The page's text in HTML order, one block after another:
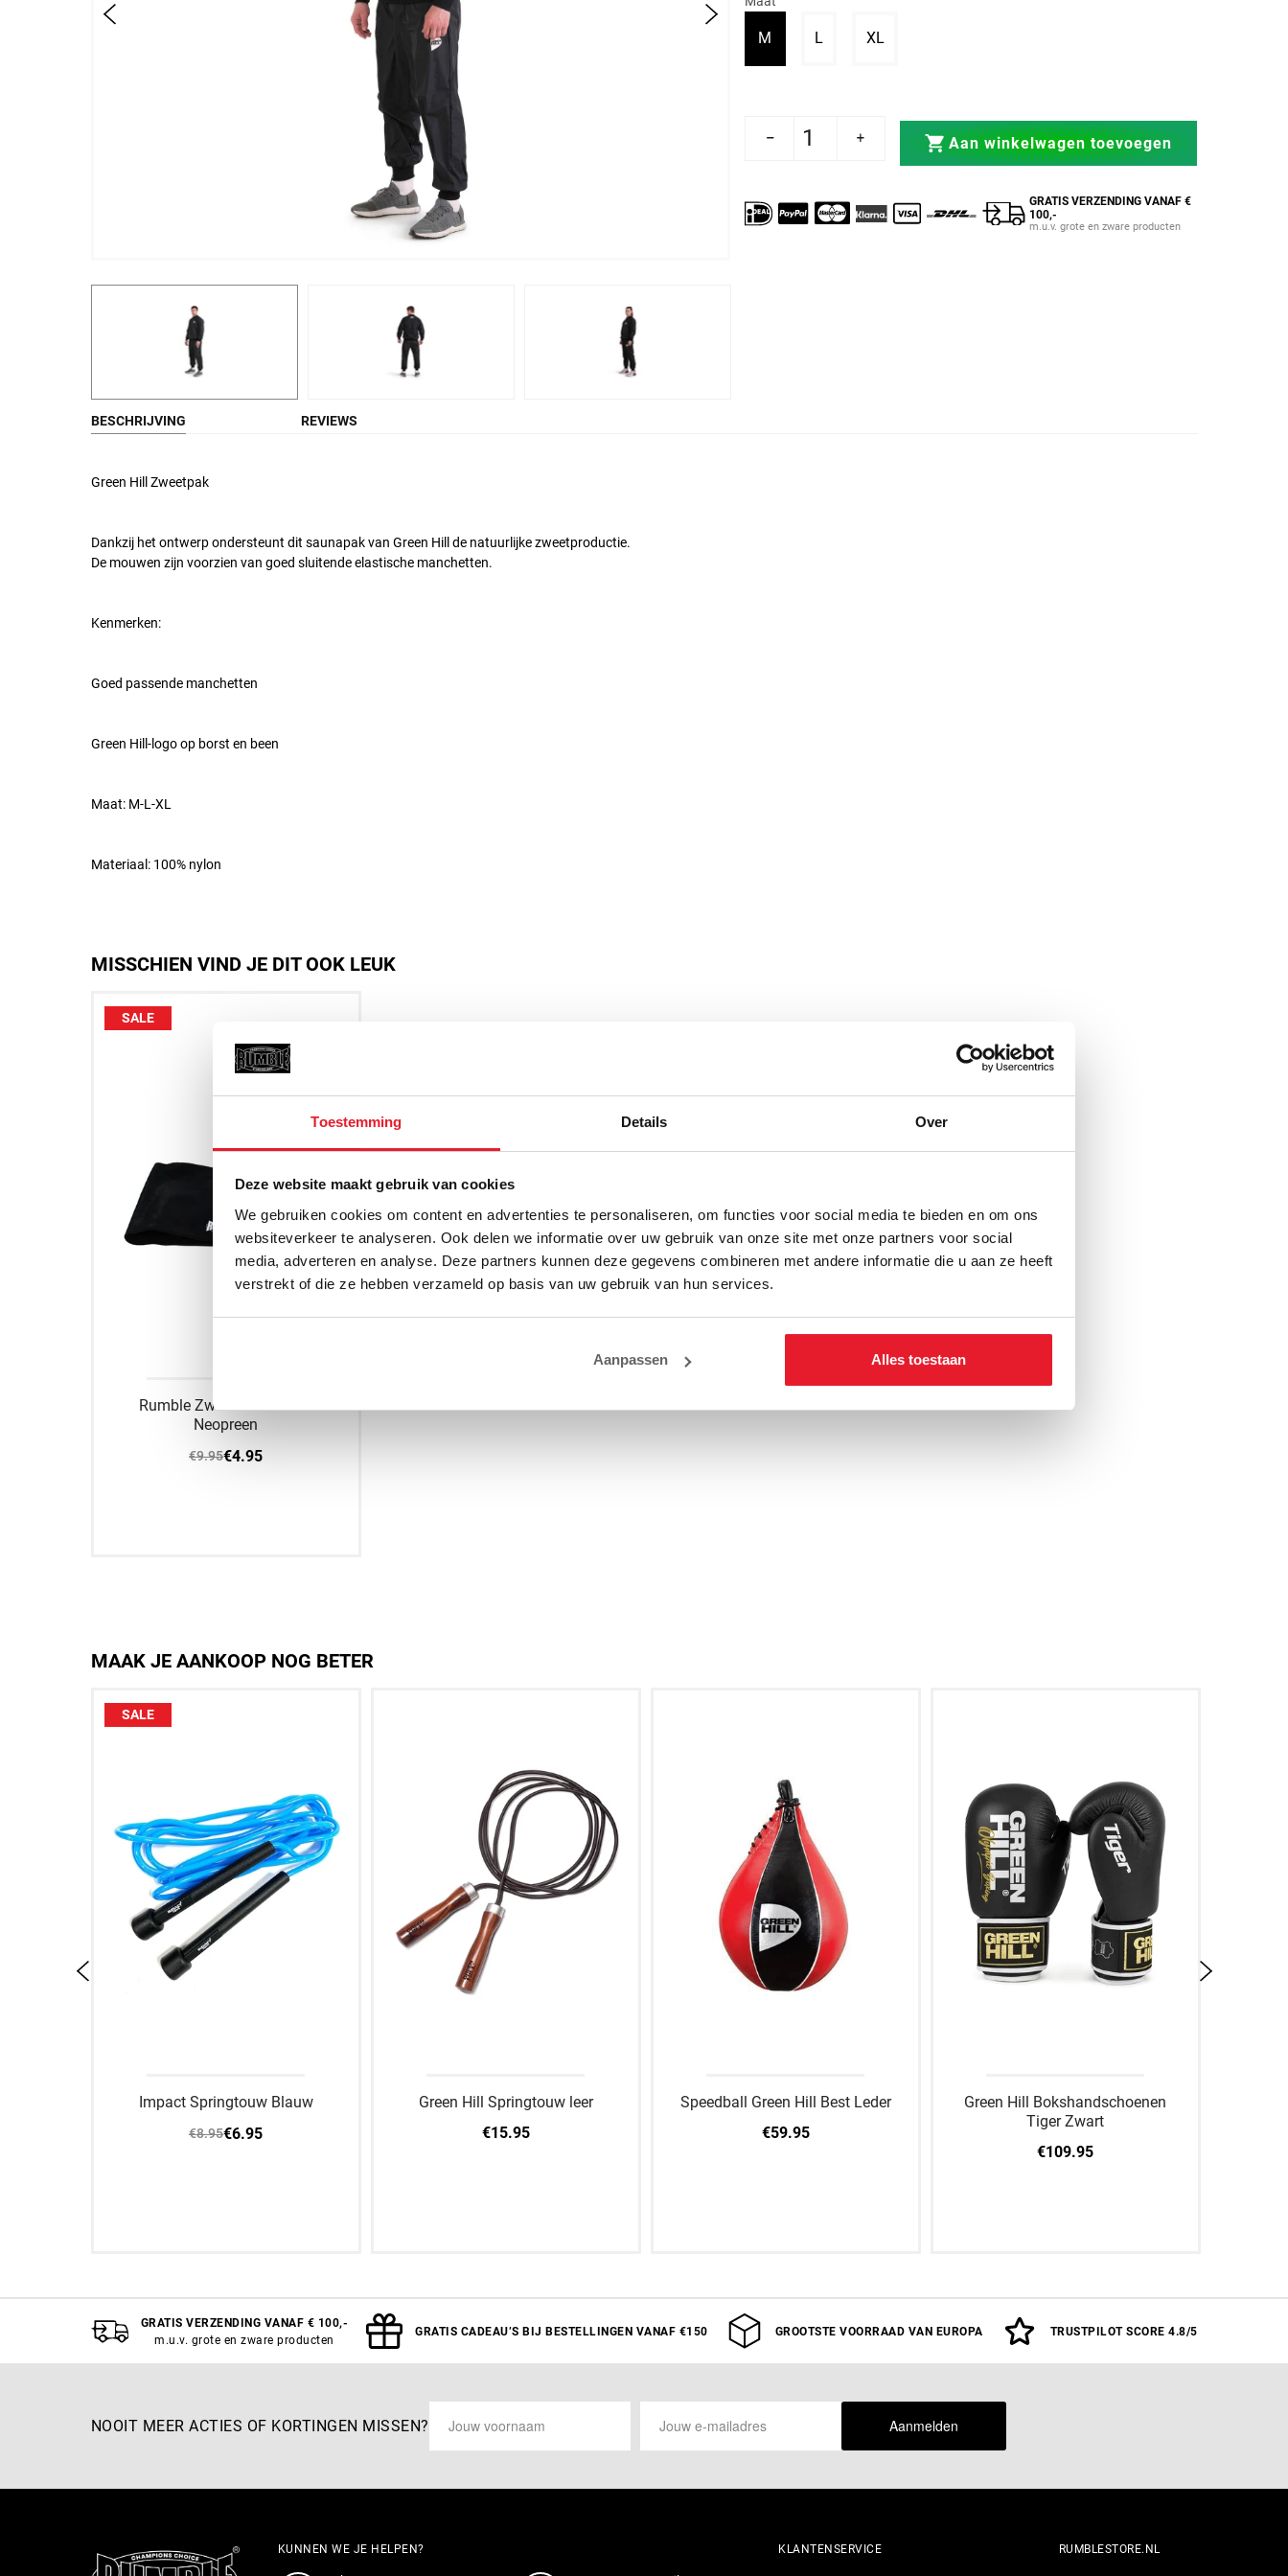
Toestemming Details Over
Deze website maakt gebruik van cookies
We gebruiken cookies om content en advertenties te personaliseren, om functies voor social media te bieden en om ons
websiteverkeer te analyseren. Ook delen we informatie over uw gebruik van onze site met onze partners voor social
media, adverteren en analyse. Deze partners kunnen deze gegevens combineren met andere informatie die u aan ze heeft
verstrekt of die ze hebben verzameld op basis van uw gebruik van hun services.
Aanpassen Alles toestaan
M Variant uitverkocht of niet beschikbaar
LVariant uitverkocht of niet beschikbaar
XLVariant uitverkocht of niet beschikbaar
Aantal verlagen voor Green Hill Zweetpak
Aantal verhogen voor Green Hill ZweetpakAan winkelwagen toevoegen
GRATIS VERZENDING VANAF €
100,-
m.u.v. grote en zware producten
BESCHRIJVING REVIEWS
Green Hill Zweetpak
Dankzij het ontwerp ondersteunt dit saunapak van Green Hill de natuurlijke zweetproductie.
De mouwen zijn voorzien van goed sluitende elastische manchetten.
Kenmerken:
Goed passende manchetten
Green Hill-logo op borst en been
Maat: M-L-XL
Materiaal: 100% nylon
MISSCHIEN VIND JE DIT OOK LEUK
SALE
Rumble Zweetband Zwart
Neopreen
€9.95€4.95
MAAK JE AANKOOP NOG BETER
SALE
Impact Springtouw Blauw
€8.95€6.95
Green Hill Springtouw leer
€15.95
Speedball Green Hill Best Leder
€59.95
Aan winkelwagen toevoegen
Green Hill Bokshandschoenen
Tiger Zwart
€109.95
GRATIS VERZENDING VANAF € 100,-
m.u.v. grote en zware producten
GRATIS CADEAU’S BIJ BESTELLINGEN VANAF €150 GROOTSTE VOORRAAD VAN EUROPA TRUSTPILOT SCORE 4.8/5
NOOIT MEER ACTIES OF KORTINGEN MISSEN? Aanmelden
KUNNEN WE JE HELPEN? KLANTENSERVICE RUMBLESTORE.NL